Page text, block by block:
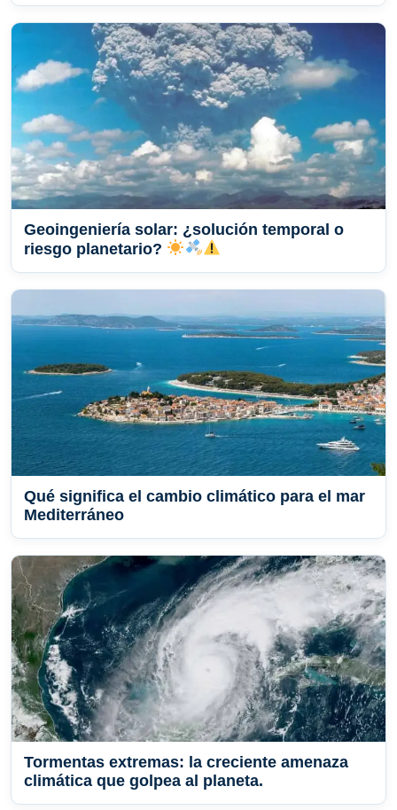
Geoingeniería solar: ¿solución temporal o
riesgo planetario?
Qué significa el cambio climático para el mar
Mediterráneo
Tormentas extremas: la creciente amenaza
climática que golpea al planeta.